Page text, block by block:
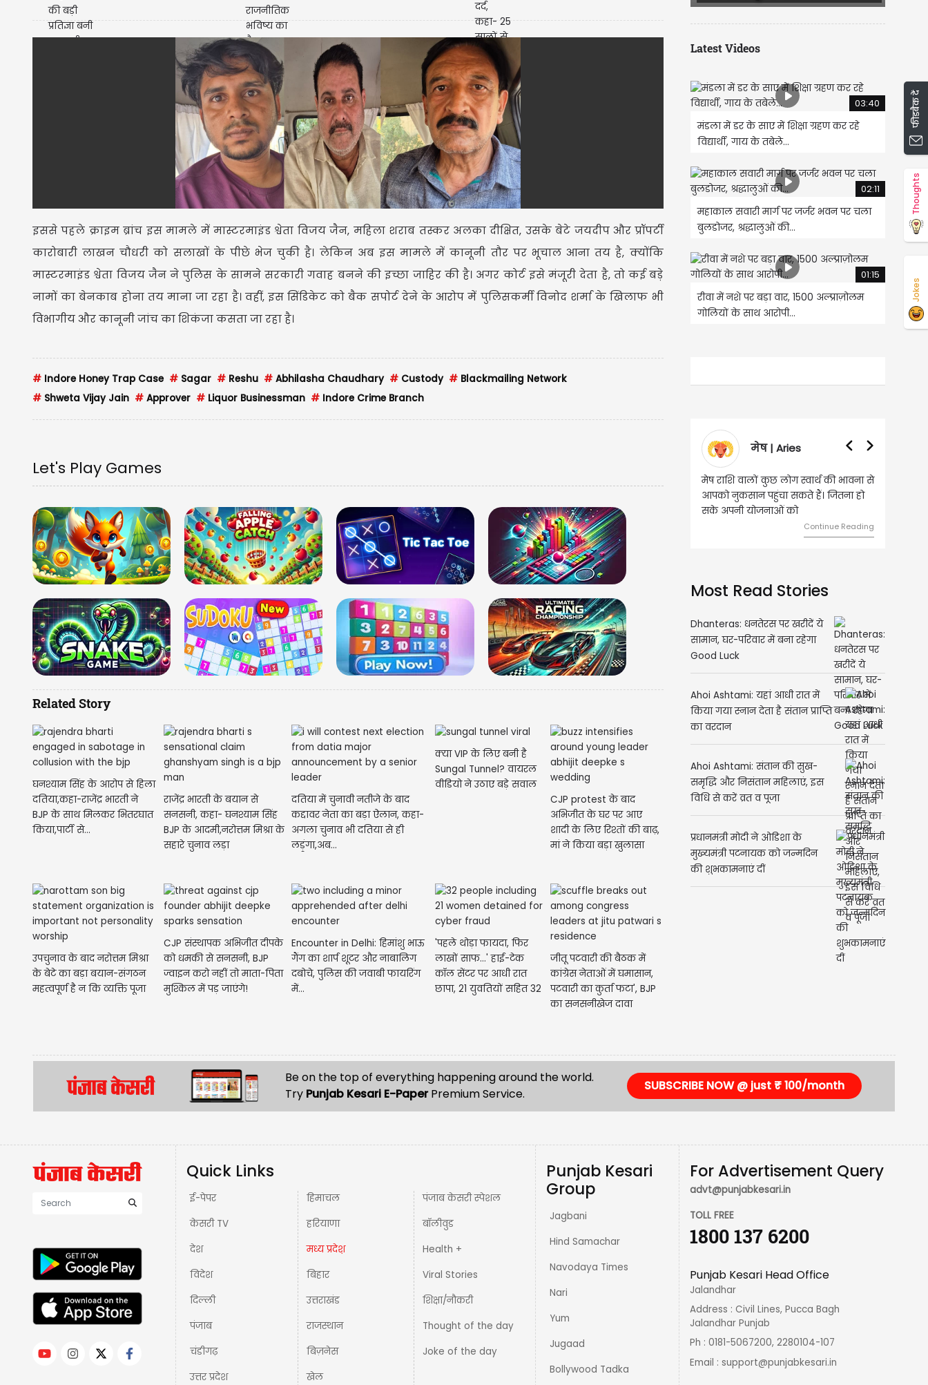
इससे पहले क्राइम ब्रांच इस मामले में मास्टरमाइंड श्वेता विजय जैन, महिला शराब तस्कर अलका दीक्षित, उसके बेटे जयदीप और प्रॉपर्टी
कारोबारी लाखन चौधरी को सलाखों के पीछे भेज चुकी है। लेकिन अब इस मामले में कानूनी तौर पर भूचाल आना तय है, क्योंकि
मास्टरमाइंड श्वेता विजय जैन ने पुलिस के सामने सरकारी गवाह बनने की इच्छा जाहिर की है। अगर कोर्ट इसे मंजूरी देता है, तो कई बड़े
नामों का बेनकाब होना तय माना जा रहा है। वहीं, इस सिंडिकेट को बैक सपोर्ट देने के आरोप में पुलिसकर्मी विनोद शर्मा के खिलाफ भी
विभागीय और कानूनी जांच का शिकंजा कसता जा रहा है।
# Indore Honey Trap Case # Sagar # Reshu # Abhilasha Chaudhary # Custody # Blackmailing Network
# Shweta Vijay Jain # Approver # Liquor Businessman # Indore Crime Branch
Let's Play Games
Related Story
घनश्याम सिंह के आरोप से हिला
दतिया,कहा-राजेंद्र भारती ने
BJP के साथ मिलकर भितरघात
किया,पार्टी से...
राजेंद्र भारती के बयान से
सनसनी, कहा- घनश्याम सिंह
BJP के आदमी,नरोत्तम मिश्रा के
सहारे चुनाव लड़ा
दतिया में चुनावी नतीजे के बाद
कद्दावर नेता का बड़ा ऐलान, कहा-
अगला चुनाव भी दतिया से ही
लड़ूंगा,अब...
क्या VIP के लिए बनी है
Sungal Tunnel? वायरल
वीडियो ने उठाए बड़े सवाल
CJP protest के बाद
अभिजीत के घर पर आए
शादी के लिए रिश्तों की बाढ़,
मां ने किया बड़ा खुलासा
उपचुनाव के बाद नरोत्तम मिश्रा
के बेटे का बड़ा बयान-संगठन
महत्वपूर्ण है न कि व्यक्ति पूजा
CJP संस्थापक अभिजीत दीपके
को धमकी से सनसनी, BJP
ज्वाइन करो नहीं तो माता-पिता
मुश्किल में पड़ जाएंगे!
Encounter in Delhi: हिमांशु भाऊ
गैंग का शार्प शूटर और नाबालिग
दबोचे, पुलिस की जवाबी फायरिंग
में...
'पहले थोड़ा फायदा, फिर
लाखों साफ...' हाई-टेक
कॉल सेंटर पर आधी रात
छापा, 21 युवतियों सहित 32
जीतू पटवारी की बैठक में
कांग्रेस नेताओं में घमासान,
पटवारी का कुर्ता फटा', BJP
का सनसनीखेज दावा
Latest Videos
03:40
मंडला में डर के साए में शिक्षा ग्रहण कर रहे
विद्यार्थी, गाय के तबेले...
02:11
महाकाल सवारी मार्ग पर जर्जर भवन पर चला
बुलडोजर, श्रद्धालुओं की...
01:15
रीवा में नशे पर बड़ा वार, 1500 अल्प्राज़ोलम
गोलियों के साथ आरोपी...
मेष राशि वालों कुछ लोग स्वार्थ की भावना से
सके अपनी योजनाओं को
वृषभ | Taurus
वृष राशि वालों आय के स्त्रोत बढ़ने से रुके
हुए कार्यों में गति आएगी। युवा वर्ग भविष्य
को लेकर ज्यादा फोकस रहेंगे।
Continue Reading
Most Read Stories
Dhanteras: धनतेरस पर खरीदें ये
सामान, घर-परिवार में बना रहेगा
Good Luck
Ahoi Ashtami: यहां आधी रात में
किया गया स्नान देता है संतान प्राप्ति
का वरदान
Ahoi Ashtami: संतान की सुख-
समृद्धि और निसंतान महिलाएं, इस
विधि से करें व्रत व पूजा
प्रधानमंत्री मोदी ने ओडिशा के
मुख्यमंत्री पटनायक को जन्मदिन
की शुभकामनाएं दीं
Be on the top of everything happening around the world.
Try Punjab Kesari E-PaperPremium Service.
SUBSCRIBE NOW @ just ₹ 100/month
Quick Links
ई-पेपर
केसरी TV
देश
विदेश
दिल्ली
पंजाब
चंडीगढ़
उत्तर प्रदेश
हिमाचल
हरियाणा
मध्य प्रदेश़
बिहार
उत्तराखंड
राजस्थान
बिज़नेस
खेल
पंजाब केसरी स्पेशल
बॉलीवुड
Health +
Viral Stories
शिक्षा/नौकरी
Thought of the day
Joke of the day
Punjab Kesari
Group
Jagbani
Hind Samachar
Navodaya Times
Nari
Yum
Jugaad
Bollywood Tadka
For Advertisement Query
advt@punjabkesari.in
TOLL FREE
1800 137 6200
Punjab Kesari Head Office
Jalandhar
Address : Civil Lines, Pucca Bagh
Jalandhar Punjab
Ph : 0181-5067200, 2280104-107
Email :support@punjabkesari.in
फीडबैक दें
Thoughts
Jokes